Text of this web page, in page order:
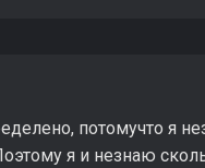
потомучто я
я и незнаю